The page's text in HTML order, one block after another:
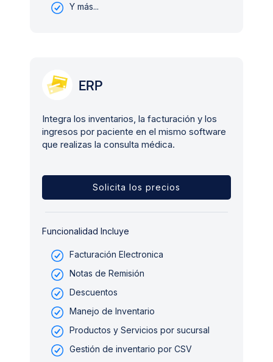
Y más...
ERP
Integra los inventarios, la facturación y los
ingresos por paciente en el mismo software
que realizas la consulta médica.
Solicita los precios
Funcionalidad Incluye
Facturación Electronica
Notas de Remisión
Descuentos
Manejo de Inventario
Productos y Servicios por sucursal
Gestión de inventario por CSV